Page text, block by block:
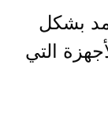
بشكل
التي